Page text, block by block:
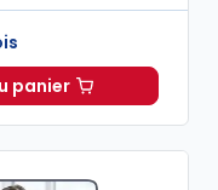
panier
Mémentis Social à